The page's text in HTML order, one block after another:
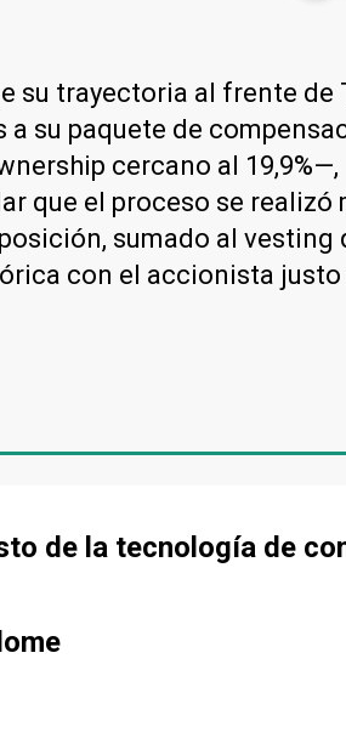
su trayectoria al frente de
su paquete de
cercano al 19,9%—,
que el proceso se realizó
sumado al vesting
con el accionista
de la tecnología de